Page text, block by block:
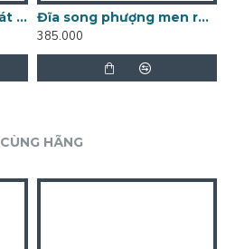
Đĩa gốm sứ men rạn Bát Tràng song ngư vọng nguyệt D01
Đĩa song phượng men rạn D05
385.000
CÙNG HÃNG